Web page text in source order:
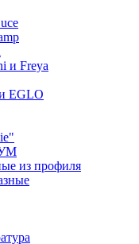
и Freya
EGLO
из профиля